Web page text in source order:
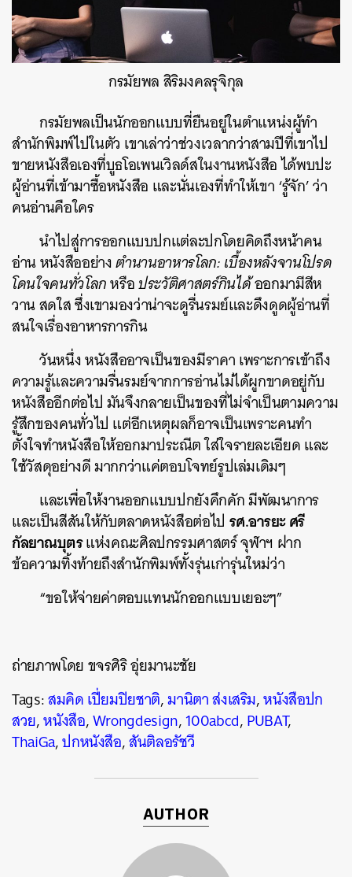
กรมัยพล สิริมงคลรุจิกุล
กรมัยพลเป็นนักออกแบบที่ยืนอยู่ในตำแหน่งผู้ทำ
สำนักพิมพ์ไปในตัว เขาเล่าว่าช่วงเวลากว่าสามปีที่เขาไป
ขายหนังสือเองที่บูธโอเพนเวิลด์สในงานหนังสือ ได้พบปะ
ผู้อ่านที่เข้ามาซื้อหนังสือ และนั่นเองที่ทำให้เขา ‘รู้จัก’ ว่า
คนอ่านคือใคร
นำไปสู่การออกแบบปกแต่ละปกโดยคิดถึงหน้าคน
อ่าน หนังสืออย่างตำนานอาหารโลก: เบื้องหลังจานโปรด
โดนใจคนทั่วโลกหรือประวัติศาสตร์กินได้ออกมามีสีห
วาน สดใส ซึ่งเขามองว่าน่าจะดูรื่นรมย์และดึงดูดผู้อ่านที่
สนใจเรื่องอาหารการกิน
วันหนึ่ง หนังสืออาจเป็นของมีราคา เพราะการเข้าถึง
ความรู้และความรื่นรมย์จากการอ่านไม่ได้ผูกขาดอยู่กับ
หนังสืออีกต่อไป มันจึงกลายเป็นของที่ไม่จำเป็นตามความ
รู้สึกของคนทั่วไป แต่อีกเหตุผลก็อาจเป็นเพราะคนทำ
ตั้งใจทำหนังสือให้ออกมาประณีต ใส่ใจรายละเอียด และ
ใช้วัสดุอย่างดี มากกว่าแค่ตอบโจทย์รูปเล่มเดิมๆ
และเพื่อให้งานออกแบบปกยังคึกคัก มีพัฒนาการ
และเป็นสีสันให้กับตลาดหนังสือต่อไป รศ.อารยะ ศรี
กัลยาณบุตรแห่งคณะศิลปกรรมศาสตร์ จุฬาฯ ฝาก
ข้อความทิ้งท้ายถึงสำนักพิมพ์ทั้งรุ่นเก่ารุ่นใหม่ว่า
“ขอให้จ่ายค่าตอบแทนนักออกแบบเยอะๆ”
ถ่ายภาพโดย ขจรศิริ อุ่ยมานะชัย
Tags:สมคิด เปี่ยมปิยชาติ,มานิตา ส่งเสริม,หนังสือปก
สวย,หนังสือ,Wrongdesign,100abcd,PUBAT,
ThaiGa,ปกหนังสือ,สันติลอรัชวี
AUTHOR